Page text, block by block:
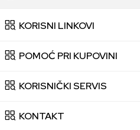
KORISNI LINKOVI
POMOĆ PRI KUPOVINI
KORISNIČKI SERVIS
KONTAKT